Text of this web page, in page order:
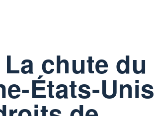
La chute du
États-Unis